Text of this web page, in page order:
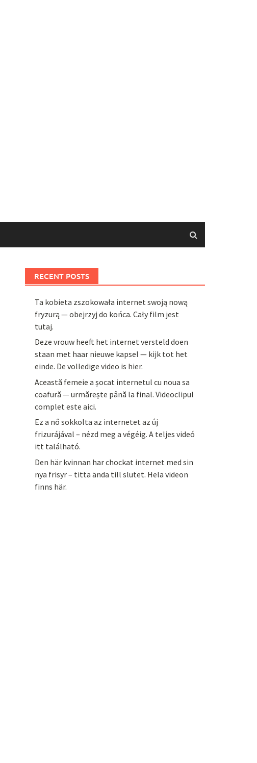
RECENT POSTS
Ta kobieta zszokowała internet swoją nową
fryzurą — obejrzyj do końca. Cały film jest
tutaj.
Deze vrouw heeft het internet versteld doen
staan met haar nieuwe kapsel — kijk tot het
einde. De volledige video is hier.
Această femeie a șocat internetul cu noua sa
coafură — urmărește până la final. Videoclipul
complet este aici.
Ez a nő sokkolta az internetet az új
frizurájával – nézd meg a végéig. A teljes videó
itt található.
Den här kvinnan har chockat internet med sin
nya frisyr – titta ända till slutet. Hela videon
finns här.